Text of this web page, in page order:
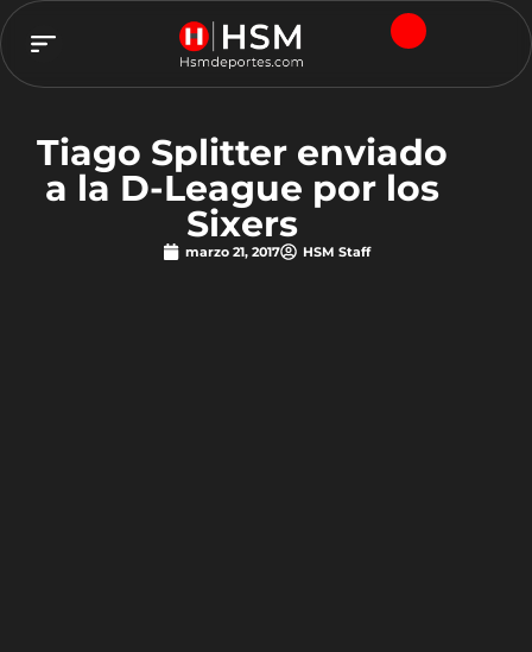
Tiago Splitter enviado
a la D-League por los
Sixers
marzo 21, 2017 HSM Staff